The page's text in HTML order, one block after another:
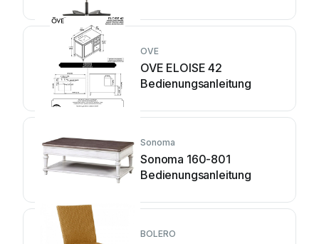
OVE
OVE ELOISE 42
Bedienungsanleitung
Sonoma
Sonoma 160-801
Bedienungsanleitung
BOLERO